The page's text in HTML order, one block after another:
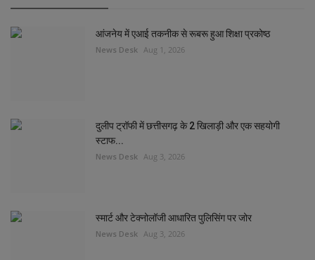
आंजनेय में एआई तकनीक से रूबरू हुआ शिक्षा प्रकोष्ठ
News Desk Aug 1, 2026
दुलीप ट्रॉफी में छत्तीसगढ़ के 2 खिलाड़ी और एक सहयोगी
स्टाफ...
News Desk Aug 3, 2026
स्मार्ट और टेक्नोलॉजी आधारित पुलिसिंग पर जोर
News Desk Aug 3, 2026